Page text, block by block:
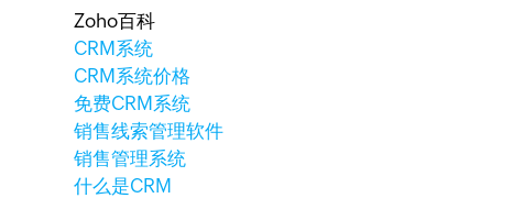
Zoho百科
CRM系统
CRM系统价格
免费CRM系统
销售线索管理软件
销售管理系统
什么是CRM